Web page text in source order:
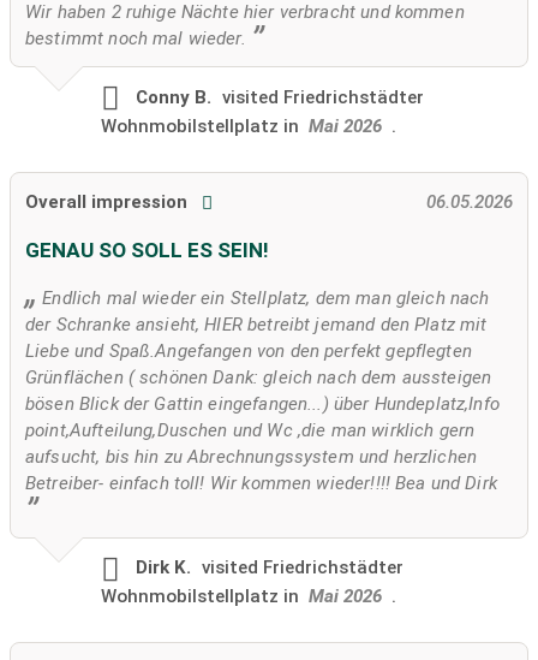
Wir haben 2 ruhige Nächte hier verbracht und kommen
bestimmt noch mal wieder.
Conny B. visited Friedrichstädter
Wohnmobilstellplatz in Mai 2026 .
Overall impression 06.05.2026
GENAU SO SOLL ES SEIN!
Endlich mal wieder ein Stellplatz, dem man gleich nach
der Schranke ansieht, HIER betreibt jemand den Platz mit
Liebe und Spaß.Angefangen von den perfekt gepflegten
Grünflächen ( schönen Dank: gleich nach dem aussteigen
bösen Blick der Gattin eingefangen...) über Hundeplatz,Info
point,Aufteilung,Duschen und Wc ,die man wirklich gern
aufsucht, bis hin zu Abrechnungssystem und herzlichen
Betreiber- einfach toll! Wir kommen wieder!!!! Bea und Dirk
Dirk K. visited Friedrichstädter
Wohnmobilstellplatz in Mai 2026 .